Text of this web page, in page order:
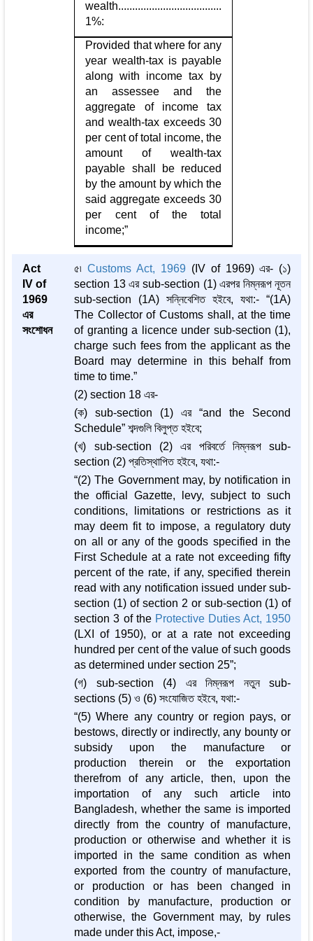
wealth.....................................
1%:
Provided that where for any
year wealth-tax is payable
along with income tax by
an assessee and the
aggregate of income tax
and wealth-tax exceeds 30
per cent of total income, the
amount of wealth-tax
payable shall be reduced
by the amount by which the
said aggregate exceeds 30
per cent of the total
income;”
Act
IV of
1969
এর
সংশোধন
৫৷Customs Act, 1969 (IV of 1969) এর- (১)
section 13 এর sub-section (1) এরপর নিম্নরূপ নূতন
sub-section (1A) সন্নিবেশিত হইবে, যথা:- “(1A)
The Collector of Customs shall, at the time
of granting a licence under sub-section (1),
charge such fees from the applicant as the
Board may determine in this behalf from
time to time.”
(2) section 18 এর-
(ক) sub-section (1) এর “and the Second
Schedule” শব্দগুলি বিলুপ্ত হইবে;
(খ) sub-section (2) এর পরিবর্তে নিম্নরূপ sub-
section (2) প্রতিস্থাপিত হইবে, যথা:-
“(2) The Government may, by notification in
the official Gazette, levy, subject to such
conditions, limitations or restrictions as it
may deem fit to impose, a regulatory duty
on all or any of the goods specified in the
First Schedule at a rate not exceeding fifty
percent of the rate, if any, specified therein
read with any notification issued under sub-
section (1) of section 2 or sub-section (1) of
section 3 of the Protective Duties Act, 1950
(LXI of 1950), or at a rate not exceeding
hundred per cent of the value of such goods
as determined under section 25”;
(গ) sub-section (4) এর নিম্নরূপ নতুন sub-
sections (5) ও (6) সংযোজিত হইবে, যথা:-
“(5) Where any country or region pays, or
bestows, directly or indirectly, any bounty or
subsidy upon the manufacture or
production therein or the exportation
therefrom of any article, then, upon the
importation of any such article into
Bangladesh, whether the same is imported
directly from the country of manufacture,
production or otherwise and whether it is
imported in the same condition as when
exported from the country of manufacture,
or production or has been changed in
condition by manufacture, production or
otherwise, the Government may, by rules
made under this Act, impose,-